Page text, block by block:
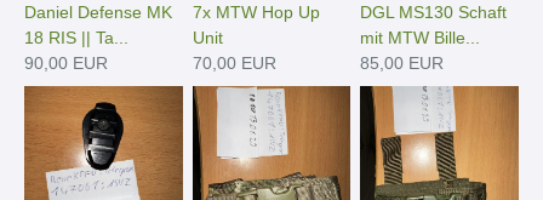
Daniel Defense MK
18 RIS || Ta...
90,00 EUR
7x MTW Hop Up
Unit
70,00 EUR
DGL MS130 Schaft
mit MTW Bille...
85,00 EUR